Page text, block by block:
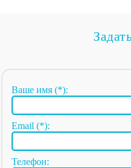
Ваше имя (*):
Email (*):
Телефон: